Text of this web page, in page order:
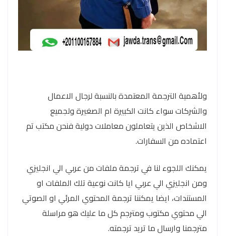
ولأهمية الترجمة المعتمدة بالنسبة لرجال الاعمال
والشركات سواء كانت الكبيرة ام الصغيرة ولجميع
الاشخاص الذين يتعاملون معاملات دولية فنحن مكتب تم
اعتماده من السفارات.
يمكنك اللجوء لنا في ترجمة ملفات من عربي الي انجليزي
ومن انجليزي الي عربي ايا كانت نوعية تلك الملفات او
المستندات، ايضا يمكننا ترجمة المحتوي المرئي او الصوتي
الي محتوي مكتوب ومترجم كل ما عليك هو مراسلة
مترجمنا وارسال ما تريد ترجمته.